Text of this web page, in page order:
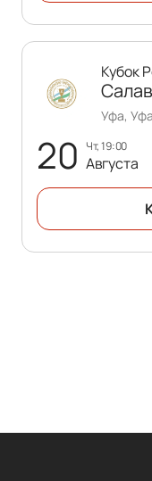
20 чт, 19:00
Августа
Кубок
Уфа,